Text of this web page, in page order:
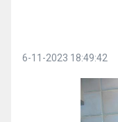
6-11-2023 18:49:42